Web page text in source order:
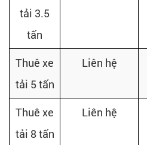
tải 3.5
tấn
Thuê xe
tải 5 tấn
Liên hệ
Thuê xe
tải 8 tấn
Liên hệ